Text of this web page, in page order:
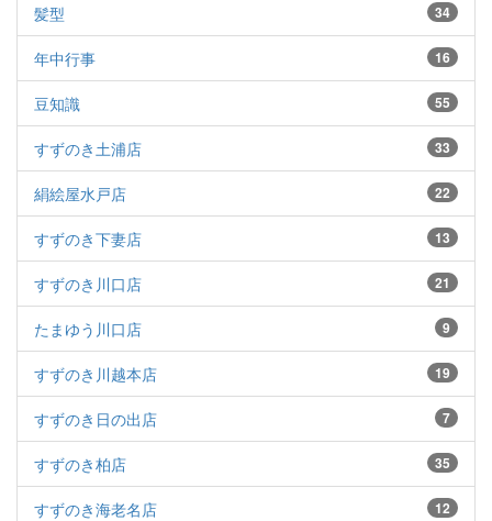
34
髪型
16
年中行事
55
豆知識
33
すずのき土浦店
22
絹絵屋水戸店
13
すずのき下妻店
21
すずのき川口店
9
たまゆう川口店
19
すずのき川越本店
7
すずのき日の出店
35
すずのき柏店
12
すずのき海老名店